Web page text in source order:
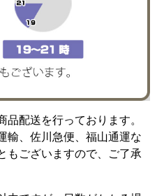
配送を行っております。
輸、佐川急便、福山通運な
もございますので、ご了承